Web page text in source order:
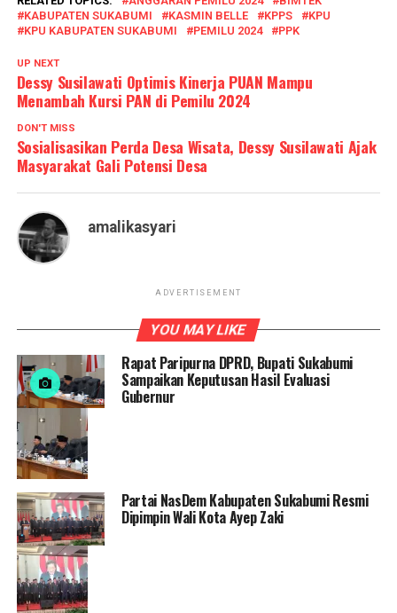
KABUPATEN SUKABUMI
KASMIN BELLE KPPS
KPU
KPU KABUPATEN SUKABUMI
PEMILU 2024 PPK
UP NEXT
Dessy Susilawati Optimis Kinerja PUAN Mampu
Menambah Kursi PAN di Pemilu 2024
DON'T MISS
Sosialisasikan Perda Desa Wisata, Dessy Susilawati Ajak
Masyarakat Gali Potensi Desa
amalikasyari
ADVERTISEMENT
YOU MAY LIKE
Rapat Paripurna DPRD, Bupati Sukabumi
Sampaikan Keputusan Hasil Evaluasi
Gubernur
Partai NasDem Kabupaten Sukabumi Resmi
Dipimpin Wali Kota Ayep Zaki